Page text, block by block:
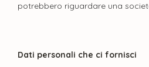
potrebbero riguardare una
Dati personali che ci fornisci